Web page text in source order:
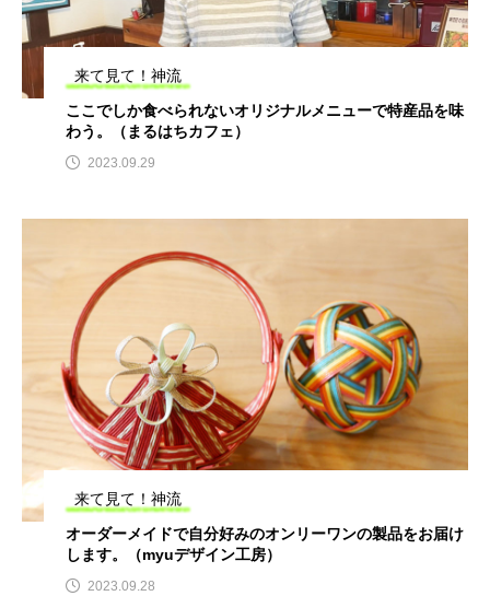
来て見て！神流
ここでしか食べられないオリジナルメニューで特産品を味
わう。（まるはちカフェ）
2023.09.29
来て見て！神流
オーダーメイドで自分好みのオンリーワンの製品をお届け
します。（myuデザイン工房）
2023.09.28